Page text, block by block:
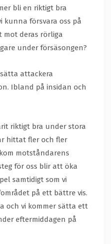
bli en riktigt bra
kunna försvara oss på
mot deras rörliga
under försäsongen?
attackera
Ibland på insidan och
riktigt bra under stora
hittat fler och fler
motståndarens
för oss blir att öka
samtidigt som vi
på ett bättre vis.
och vi kommer sätta ett
eftermiddagen på